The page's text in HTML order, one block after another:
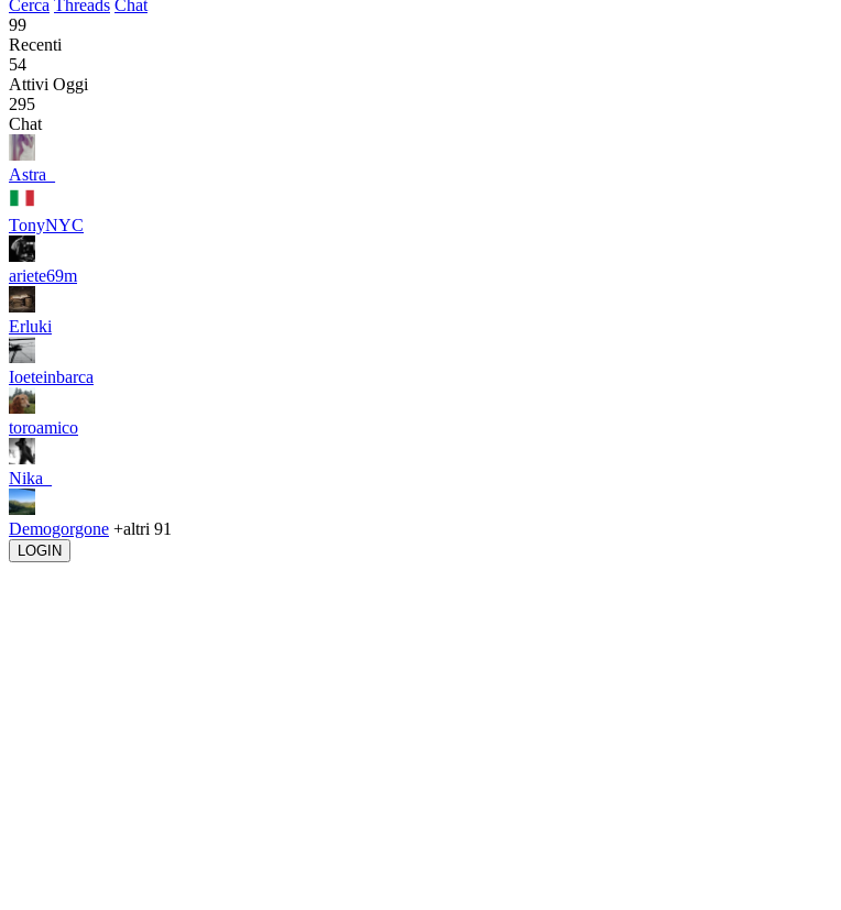
Cerca Threads Chat
99
Recenti
54
Attivi Oggi
295
Chat
Astra_
TonyNYC
ariete69m
Erluki
Ioeteinbarca
toroamico
Nika_
Demogorgone +altri 91
LOGIN